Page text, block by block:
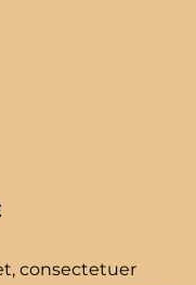
consectetuer